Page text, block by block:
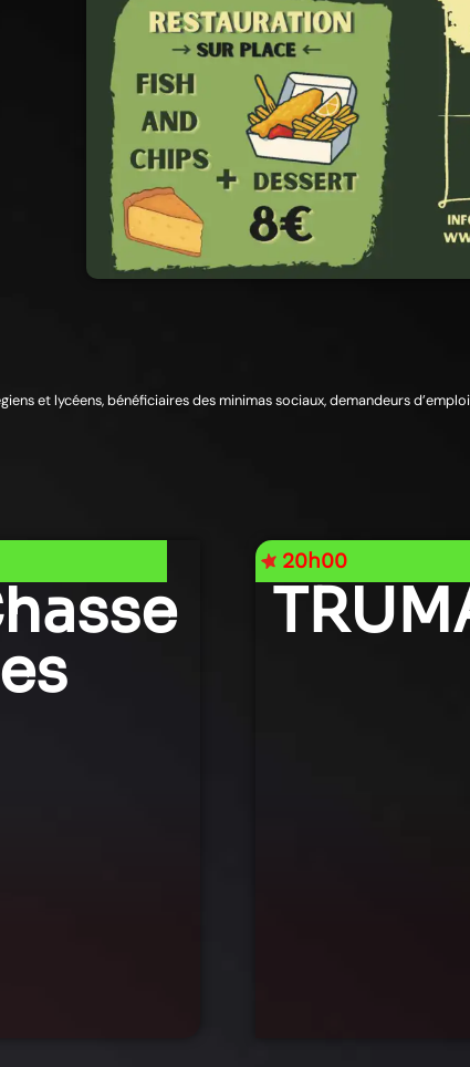
et lycéens, bénéficiaires des minimas sociaux, demandeurs
20h00